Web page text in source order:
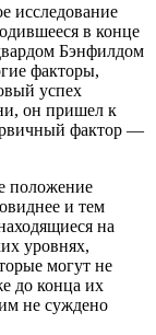
исследование
в конце
Бэнфилдом
факторы,
успех
он пришел к
фактор —
положение
и тем
на
уровнях,
могут не
до конца их
не суждено